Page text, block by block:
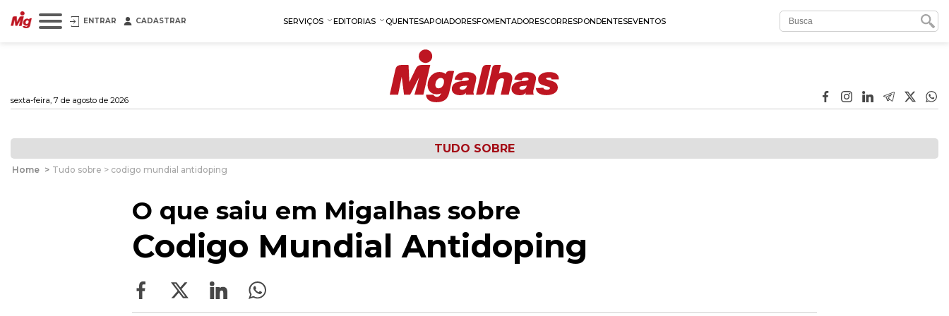
ENTRAR CADASTRAR SERVIÇOS EDITORIAS QUENTESAPOIADORESFOMENTADORESCORRESPONDENTESEVENTOS
sexta-feira, 7 de agosto de 2026
TUDO SOBRE
Home > Tudo sobre > codigo mundial antidoping
O que saiu em Migalhas sobre
Codigo Mundial Antidoping